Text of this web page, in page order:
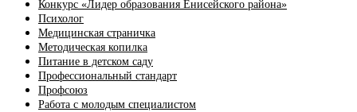
Конкурс «Лидер образования Енисейского района»
Психолог
Медицинская страничка
Методическая копилка
Питание в детском саду
Профессиональный стандарт
Профсоюз
Работа с молодым специалистом